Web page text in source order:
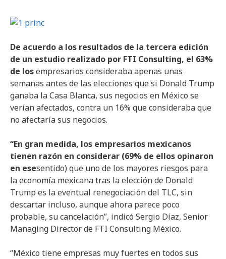
De acuerdo a los resultados de la tercera edición
de un estudio realizado por FTI Consulting, el 63%
de losempresarios consideraba apenas unas
semanas antes de las elecciones que si Donald Trump
ganaba la Casa Blanca, sus negocios en México se
verían afectados, contra un 16% que consideraba que
no afectaría sus negocios.
“En gran medida, los empresarios mexicanos
tienen razón en considerar (69% de ellos opinaron
en esesentido) que uno de los mayores riesgos para
la economía mexicana tras la elección de Donald
Trump es la eventual renegociación del TLC, sin
descartar incluso, aunque ahora parece poco
probable, su cancelación”, indicó Sergio Díaz, Senior
Managing Director de FTI Consulting México.
“México tieneempresas muyfuertes entodos sus